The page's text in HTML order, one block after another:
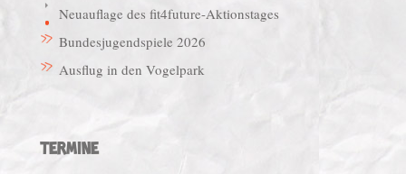
Neuauflage des fit4future-Aktionstages
Bundesjugendspiele 2026
Ausflug in den Vogelpark
TERMINE